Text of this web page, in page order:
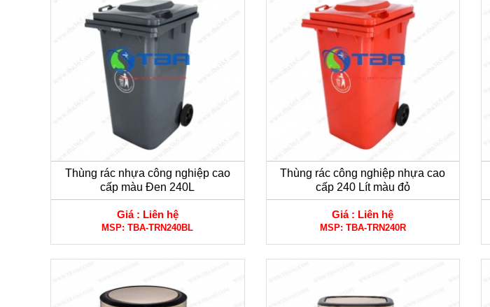
Thùng rác nhựa công nghiệp cao
cấp màu Đen 240L
Giá : Liên hệ
MSP:TBA-TRN240BL
Thùng rác công nghiệp nhựa cao
cấp 240 Lít màu đỏ
Giá : Liên hệ
MSP: TBA-TRN240R